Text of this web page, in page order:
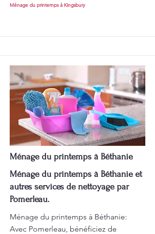
Ménage du printemps à Kingsbury
Ménage du printemps à Béthanie
Ménage du printemps à Béthanie et
autres services de nettoyage par
Pomerleau.
Ménage du printemps à Béthanie:
Avec Pomerleau, bénéficiez de